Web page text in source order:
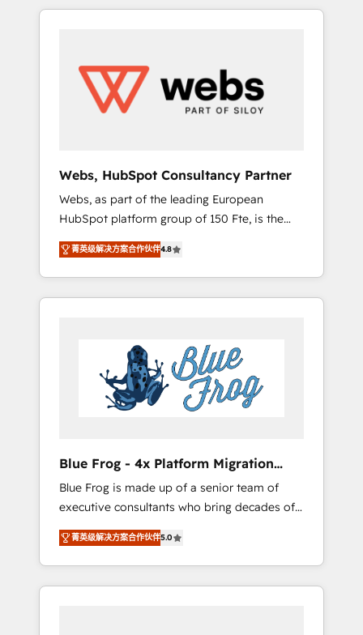
to global brands
HubSpot challenges and improve user
HubSpot for the first time 🔧 Designing and
optimising your HubSpot set-up for better
results 🌐 Website design and build using
using HubSpot Why us? - SIX HubSpot
Accreditations - awarded by HubSpot after a
rigorous process for CRM, Solutions
Architecture, Onboarding , Data Migration,
Custom Integration & Platform Enablement -
Onboarded over 500 businesses to HubSpot
-Top 1% of partners worldwide -In-house
HubSpot. www.bbdboom.com
Webs, HubSpot Consultancy Partner
Webs, as part of the leading European
HubSpot platform group of 150 Fte, is the
trusted Elite HubSpot CRM Partner offering
you a roadmap on maximizing EBITDA and
achieving Commercial Excellence. With our
targeted processes, we strengthen your
Implementation partner, we provide
expertise to drive your business forward.
Since 2015 we are fully dedicated to
HubSpot and with an experienced team
business services. We prepare a customized
business case that demonstrates the value
and impact of your digital transformation,
including a detailed financial rationale with a
focus on ROI and TCO. As a trusted extension
of your team, we believe in the power of
partnership. Together, we embark on a
菁英级解决方案合作伙伴4.8
Blue Frog - 4x Platform Migration
Award Winner
Blue Frog is made up of a senior team of
executive consultants who bring decades of
relevant, real world experience to our client
engagements. "Blue Frog is a top, trusted
partner in HubSpot's ecosystem for a reason.
Their team brings over a decade of
菁英级解决方案合作伙伴5.0